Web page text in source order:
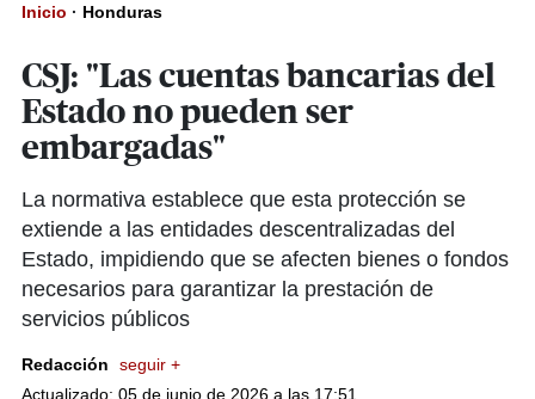
Inicio · Honduras
CSJ: "Las cuentas bancarias del
Estado no pueden ser
embargadas"
La normativa establece que esta protección se
extiende a las entidades descentralizadas del
Estado, impidiendo que se afecten bienes o fondos
necesarios para garantizar la prestación de
servicios públicos
Redacción
seguir +
Actualizado: 05 de junio de 2026 a las 17:51